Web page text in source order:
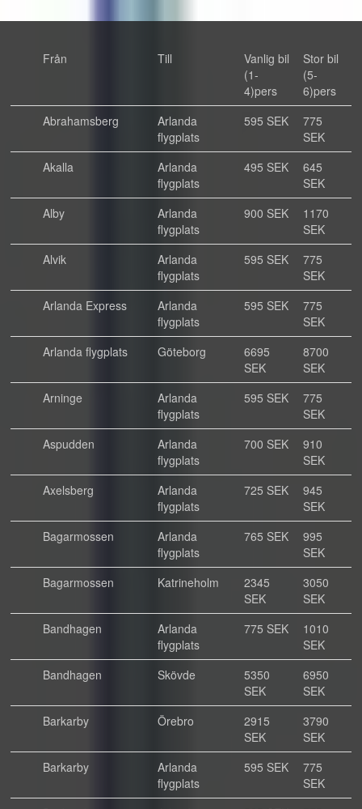
Från Till
Vanlig bil
(1-
4)pers
Stor bil
(5-
6)pers
Abrahamsberg
Arlanda
flygplats
595 SEK
775
SEK
Akalla
Arlanda
flygplats
495 SEK
645
SEK
Alby
Arlanda
flygplats
900 SEK
1170
SEK
Alvik
Arlanda
flygplats
595 SEK
775
SEK
Arlanda Express
Arlanda
flygplats
595 SEK
775
SEK
Arlanda flygplats
Göteborg
6695
SEK
8700
SEK
Arninge
Arlanda
flygplats
595 SEK
775
SEK
Aspudden
Arlanda
flygplats
700 SEK
910
SEK
Axelsberg
Arlanda
flygplats
725 SEK
945
SEK
Bagarmossen
Arlanda
flygplats
765 SEK
995
SEK
Bagarmossen
Katrineholm
2345
SEK
3050
SEK
Bandhagen
Arlanda
flygplats
775 SEK
1010
SEK
Bandhagen
Skövde
5350
SEK
6950
SEK
Barkarby
Örebro
2915
SEK
3790
SEK
Barkarby
Arlanda
flygplats
595 SEK
775
SEK